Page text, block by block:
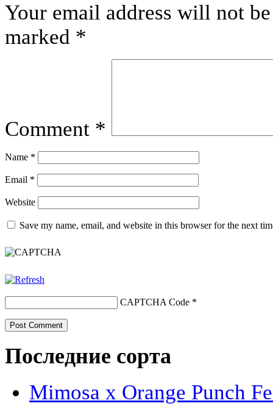
Your email address will not
marked *
Comment *
Name *
Email *
Website
Save my name, email, and website in this browser for the next
CAPTCHA Code *
Последние сорта
Mimosa x Orange Punch